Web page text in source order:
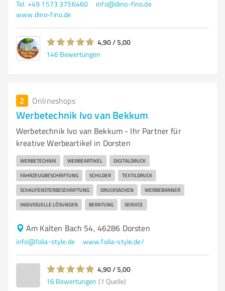
Tel. +49 1573 3756460
info@dino-fino.de
www.dino-fino.de
4,90 / 5,00
146 Bewertungen
2 Onlineshops
Werbetechnik Ivo van Bekkum
Werbetechnik Ivo van Bekkum - Ihr Partner für
kreative Werbeartikel in Dorsten
WERBETECHNIK WERBEARTIKEL DIGITALDRUCK
FAHRZEUGBESCHRIFTUNG SCHILDER TEXTILDRUCK
SCHAUFENSTERBESCHRIFTUNG DRUCKSACHEN WERBEBANNER
INDIVIDUELLE LÖSUNGEN BERATUNG SERVICE
Am Kalten Bach 54, 46286 Dorsten
info@folia-style.de www.folia-style.de/
4,90 / 5,00
16 Bewertungen (1 Quelle)